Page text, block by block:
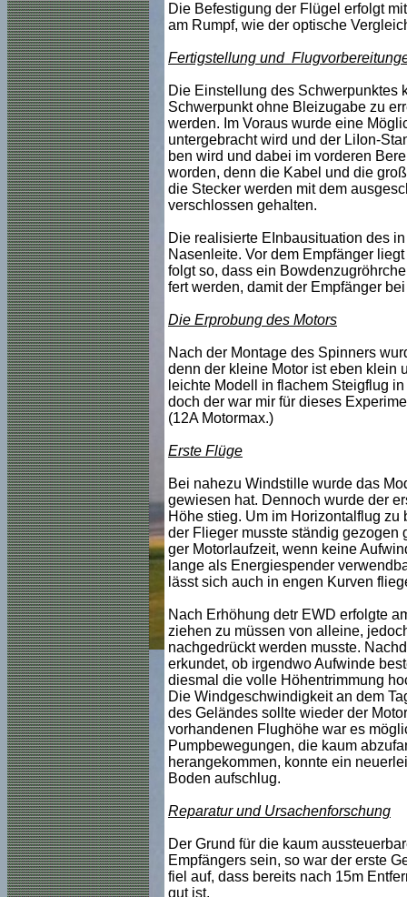
Die Befestigung der Flügel erfolgt
am Rumpf, wie der optische
Fertigstellung und
Die Einstellung des Schwerpunktes
Schwerpunkt ohne Bleizugabe zu
werden. Im Voraus wurde eine
untergebracht wird und der LiIon-
ben wird und dabei im vorderen
worden, denn die Kabel und die
die Stecker werden mit dem
verschlossen gehalten.
Die realisierte EInbausituation des
Nasenleite. Vor dem Empfänger
folgt so, dass ein
fert werden, damit der Empfänger
Die Erprobung des Motors
Nach der Montage des Spinners
denn der kleine Motor ist eben klein
leichte Modell in flachem Steigflug
doch der war mir für dieses
(12A Motormax.)
Erste Flüge
Bei nahezu Windstille wurde das
gewiesen hat. Dennoch wurde der
Höhe stieg. Um im Horizontalflug
der Flieger musste ständig gezogen
ger Motorlaufzeit, wenn keine
lange als Energiespender
lässt sich auch in engen Kurven
Nach Erhöhung detr EWD erfolgte
ziehen zu müssen von alleine,
nachgedrückt werden musste.
erkundet, ob irgendwo Aufwinde
diesmal die volle Höhentrimmung
Die Windgeschwindigkeit an dem
des Geländes sollte wieder der
vorhandenen Flughöhe war es
Pumpbewegungen, die kaum
herangekommen, konnte ein
Boden aufschlug.
Reparatur und Ursachenforschung
Der Grund für die kaum
Empfängers sein, so war der erste
fiel auf, dass bereits nach 15m
gut ist.